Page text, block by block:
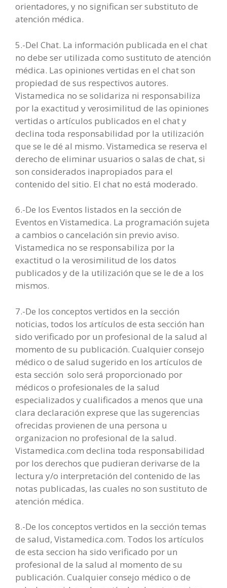
orientadores, y no significan ser substituto de
atención médica.
5.-Del Chat. La información publicada en el chat
no debe ser utilizada como sustituto de atención
médica. Las opiniones vertidas en el chat son
propiedad de sus respectivos autores.
Vistamedica no se solidariza ni responsabiliza
por la exactitud y verosimilitud de las opiniones
vertidas o artículos publicados en el chat y
declina toda responsabilidad por la utilización
que se le dé al mismo. Vistamedica se reserva el
derecho de eliminar usuarios o salas de chat, si
son considerados inapropiados para el
contenido del sitio. El chat no está moderado.
6.-De los Eventos listados en la sección de
Eventos en Vistamedica. La programación sujeta
a cambios o cancelación sin previo aviso.
Vistamedica no se responsabiliza por la
exactitud o la verosimilitud de los datos
publicados y de la utilización que se le de a los
mismos.
7.-De los conceptos vertidos en la sección
noticias, todos los artículos de esta sección han
sido verificado por un profesional de la salud al
momento de su publicación. Cualquier consejo
médico o de salud sugerido en los artículos de
esta sección solo será proporcionado por
médicos o profesionales de la salud
especializados y cualificados a menos que una
clara declaración exprese que las sugerencias
ofrecidas provienen de una persona u
organizacion no profesional de la salud.
Vistamedica.com declina toda responsabilidad
por los derechos que pudieran derivarse de la
lectura y/o interpretación del contenido de las
notas publicadas, las cuales no son sustituto de
atención médica.
8.-De los conceptos vertidos en la sección temas
de salud, Vistamedica.com. Todos los artículos
de esta seccion ha sido verificado por un
profesional de la salud al momento de su
publicación. Cualquier consejo médico o de